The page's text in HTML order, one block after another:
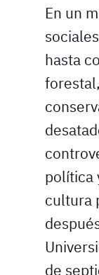
En un
hasta
política
cultura
de